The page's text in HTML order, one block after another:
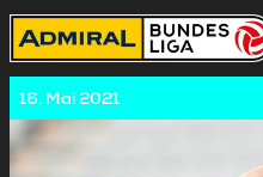
16. Mai 2021